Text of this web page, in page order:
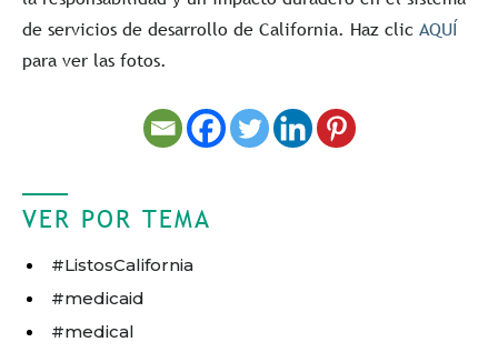
de servicios de desarrollo de California. Haz clic AQUÍ
para ver las fotos.
VER POR TEMA
#ListosCalifornia
#medicaid
#medical